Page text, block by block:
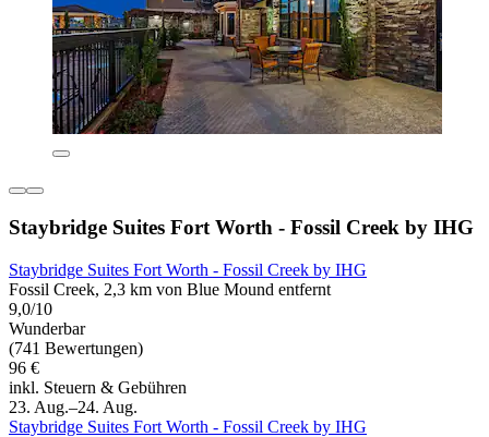
Staybridge Suites Fort Worth - Fossil Creek by IHG
Staybridge Suites Fort Worth - Fossil Creek by IHG
Fossil Creek, 2,3 km von Blue Mound entfernt
9,0/10
Wunderbar
(741 Bewertungen)
96 €
inkl. Steuern & Gebühren
23. Aug.–24. Aug.
Staybridge Suites Fort Worth - Fossil Creek by IHG